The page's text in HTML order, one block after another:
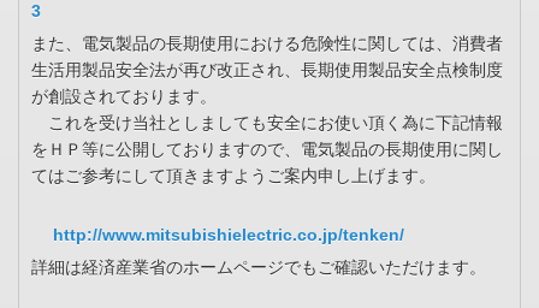
3
また、電気製品の長期使用における危険性に関しては、消費者
生活用製品安全法が再び改正され、長期使用製品安全点検制度
が創設されております。
これを受け当社としましても安全にお使い頂く為に下記情報
をＨＰ等に公開しておりますので、電気製品の長期使用に関し
てはご参考にして頂きますようご案内申し上げます。
http://www.mitsubishielectric.co.jp/tenken/
詳細は経済産業省のホームページでもご確認いただけます。